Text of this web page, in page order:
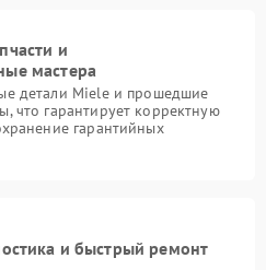
и
мастера
детали Miele и прошедшие
что гарантирует корректную
гарантийных
и быстрый ремонт